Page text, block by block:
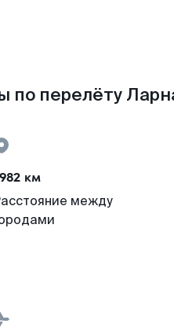
по перелёту
км
между